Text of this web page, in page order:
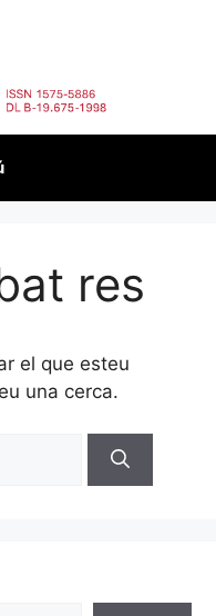
res
el que esteu
una cerca.